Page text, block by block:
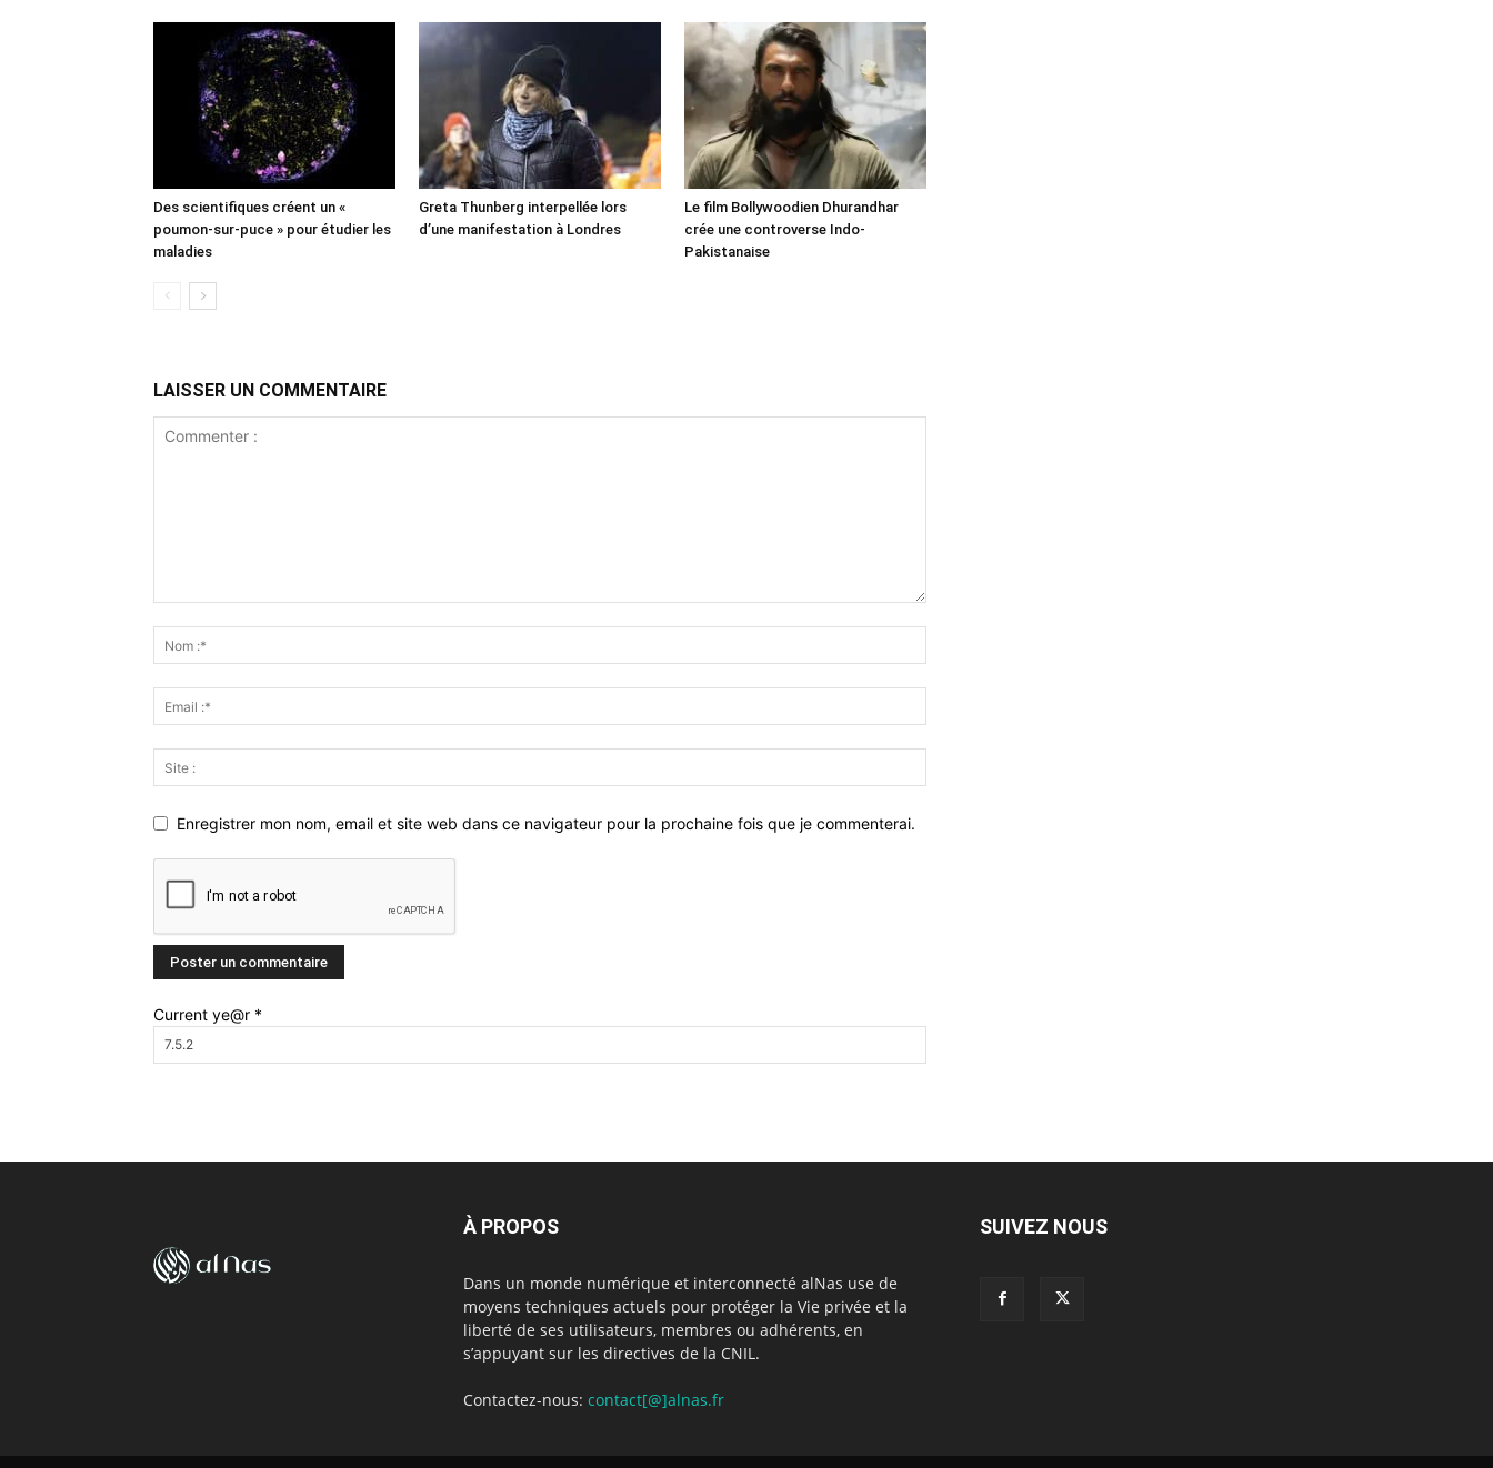
Des scientifiques créent un «
poumon-sur-puce » pour étudier les
maladies
Greta Thunberg interpellée lors
d’une manifestation à Londres
Le film Bollywoodien Dhurandhar
crée une controverse Indo-
Pakistanaise
LAISSER UN COMMENTAIRE
Enregistrer mon nom, email et site web dans ce navigateur pour la prochaine fois que je commenterai.
Current ye@r *
À PROPOS
Dans un monde numérique et interconnecté alNas use de
moyens techniques actuels pour protéger la Vie privée et la
liberté de ses utilisateurs, membres ou adhérents, en
s’appuyant sur les directives de la CNIL.
Contactez-nous: contact[@]alnas.fr
SUIVEZ NOUS